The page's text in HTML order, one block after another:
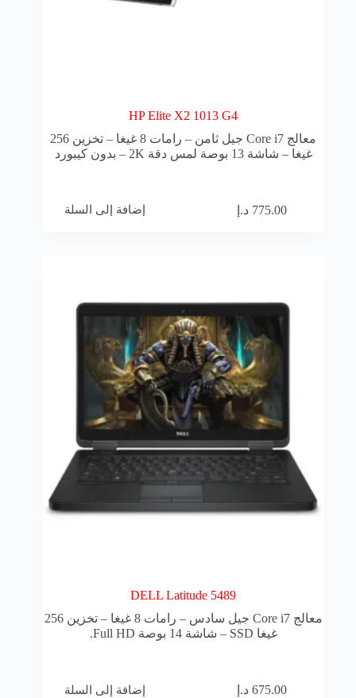
HP Elite X2 1013 G4
معالج Core i7 جيل ثامن – رامات 8 غيغا – تخزين 256
غيغا – شاشة 13 بوصة لمس دقة 2K – بدون كيبورد
775.00 د.إ إضافة إلى السلة
DELL Latitude 5489
معالج Core i7 جيل سادس – رامات 8 غيغا – تخزين 256
غيغا SSD – شاشة 14 بوصة Full HD.
675.00 د.إ إضافة إلى السلة